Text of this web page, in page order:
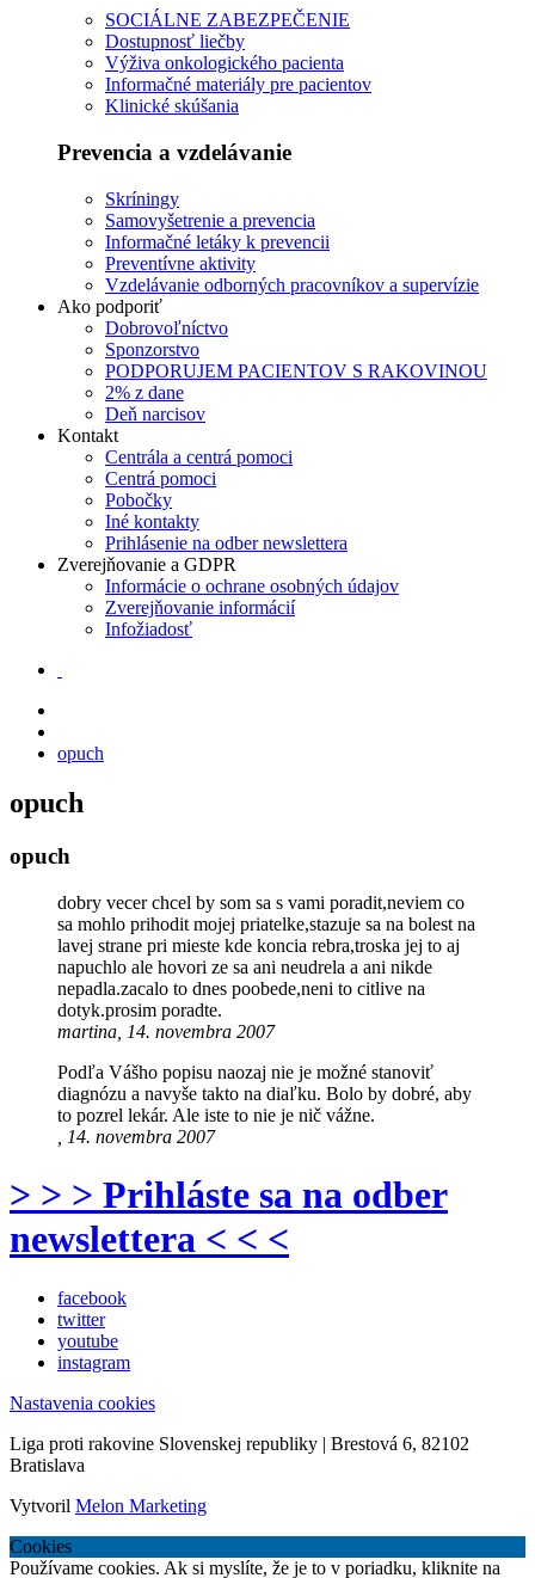
SOCIÁLNE ZABEZPEČENIE
Dostupnosť liečby
Výživa onkologického pacienta
Informačné materiály pre pacientov
Klinické skúšania
Prevencia a vzdelávanie
Skríningy
Samovyšetrenie a prevencia
Informačné letáky k prevencii
Preventívne aktivity
Vzdelávanie odborných pracovníkov a supervízie
Ako podporiť
Dobrovoľníctvo
Sponzorstvo
PODPORUJEM PACIENTOV S RAKOVINOU
2% z dane
Deň narcisov
Kontakt
Centrála a centrá pomoci
Centrá pomoci
Pobočky
Iné kontakty
Prihlásenie na odber newslettera
Zverejňovanie a GDPR
Informácie o ochrane osobných údajov
Zverejňovanie informácií
Infožiadosť
opuch
opuch
opuch
dobry vecer chcel by som sa s vami poradit,neviem co
sa mohlo prihodit mojej priatelke,stazuje sa na bolest na
lavej strane pri mieste kde koncia rebra,troska jej to aj
napuchlo ale hovori ze sa ani neudrela a ani nikde
nepadla.zacalo to dnes poobede,neni to citlive na
dotyk.prosim poradte.
martina, 14. novembra 2007
Podľa Vášho popisu naozaj nie je možné stanoviť
diagnózu a navyše takto na diaľku. Bolo by dobré, aby
to pozrel lekár. Ale iste to nie je nič vážne.
, 14. novembra 2007
> > > Prihláste sa na odber
newslettera < < <
facebook
twitter
youtube
instagram
Nastavenia cookies
Liga proti rakovine Slovenskej republiky | Brestová 6, 82102
Bratislava
Vytvoril Melon Marketing
Cookies
Používame cookies. Ak si myslíte, že je to v poriadku, kliknite na